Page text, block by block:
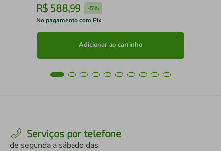
R$ 588,99 -5%
No pagamento com Pix
Adicionar ao carrinho
Serviços por telefone
de segunda a sábado das